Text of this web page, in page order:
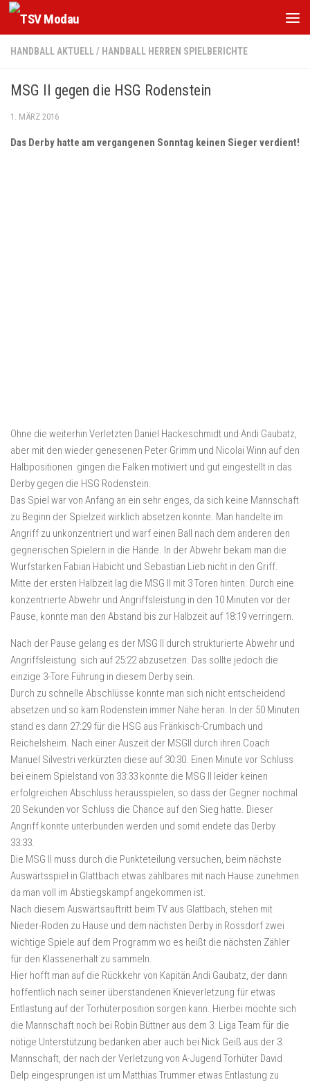
Zum Inhalt springen
HANDBALL AKTUELL/ HANDBALL HERREN SPIELBERICHTE
MSG II gegen die HSG Rodenstein
1. MÄRZ 2016
Das Derby hatte am vergangenen Sonntag keinen Sieger verdient!
Ohne die weiterhin Verletzten Daniel Hackeschmidt und Andi Gaubatz,
aber mit den wieder genesenen Peter Grimm und Nicolai Winn auf den
Halbpositionen gingen die Falken motiviert und gut eingestellt in das
Derby gegen die HSG Rodenstein.
Das Spiel war von Anfang an ein sehr enges, da sich keine Mannschaft
zu Beginn der Spielzeit wirklich absetzen konnte. Man handelte im
Angriff zu unkonzentriert und warf einen Ball nach dem anderen den
gegnerischen Spielern in die Hände. In der Abwehr bekam man die
Wurfstarken Fabian Habicht und Sebastian Lieb nicht in den Griff.
Mitte der ersten Halbzeit lag die MSG II mit 3 Toren hinten. Durch eine
konzentrierte Abwehr und Angriffsleistung in den 10 Minuten vor der
Pause, konnte man den Abstand bis zur Halbzeit auf 18:19 verringern.
Nach der Pause gelang es der MSG II durch strukturierte Abwehr und
Angriffsleistung sich auf 25:22 abzusetzen. Das sollte jedoch die
einzige 3-Tore Führung in diesem Derby sein.
Durch zu schnelle Abschlüsse konnte man sich nicht entscheidend
absetzen und so kam Rodenstein immer Nähe heran. In der 50 Minuten
stand es dann 27:29 für die HSG aus Fränkisch-Crumbach und
Reichelsheim. Nach einer Auszeit der MSGII durch ihren Coach
Manuel Silvestri verkürzten diese auf 30:30. Einen Minute vor Schluss
bei einem Spielstand von 33:33 konnte die MSG II leider keinen
erfolgreichen Abschluss herausspielen, so dass der Gegner nochmal
20 Sekunden vor Schluss die Chance auf den Sieg hatte. Dieser
Angriff konnte unterbunden werden und somit endete das Derby
33:33.
Die MSG II muss durch die Punkteteilung versuchen, beim nächste
Auswärtsspiel in Glattbach etwas zählbares mit nach Hause zunehmen
da man voll im Abstiegskampf angekommen ist.
Nach diesem Auswärtsauftritt beim TV aus Glattbach, stehen mit
Nieder-Roden zu Hause und dem nächsten Derby in Rossdorf zwei
wichtige Spiele auf dem Programm wo es heißt die nächsten Zähler
für den Klassenerhalt zu sammeln.
Hier hofft man auf die Rückkehr von Kapitän Andi Gaubatz, der dann
hoffentlich nach seiner überstandenen Knieverletzung für etwas
Entlastung auf der Torhüterposition sorgen kann. Hierbei möchte sich
die Mannschaft noch bei Robin Büttner aus dem 3. Liga Team für die
nötige Unterstützung bedanken aber auch bei Nick Geiß aus der 3.
Mannschaft, der nach der Verletzung von A-Jugend Torhüter David
Delp eingesprungen ist um Matthias Trummer etwas Entlastung zu